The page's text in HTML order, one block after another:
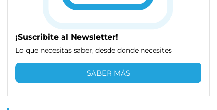
¡Suscribite al Newsletter!
Lo que necesitas saber, desde donde necesites
SABER MÁS